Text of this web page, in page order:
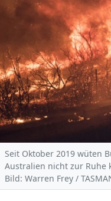
Seit Oktober 2019 wüten
Australien nicht zur Ruhe
Bild: Warren Frey /